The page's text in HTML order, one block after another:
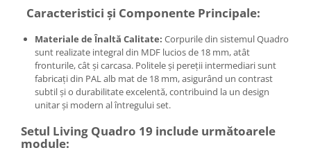
Caracteristici și Componente Principale:
Materiale de Înaltă Calitate: Corpurile din sistemul Quadro
sunt realizate integral din MDF lucios de 18 mm, atât
fronturile, cât și carcasa. Politele și pereții intermediari sunt
fabricați din PAL alb mat de 18 mm, asigurând un contrast
subtil și o durabilitate excelentă, contribuind la un design
unitar și modern al întregului set.
Setul Living Quadro 19 include următoarele
module: